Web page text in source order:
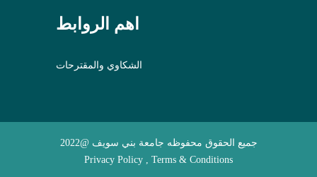
اهم الروابط
الشكاوي والمقترحات
جميع الحقوق محفوظه جامعة بني سويف @2022
Privacy Policy , Terms & Conditions